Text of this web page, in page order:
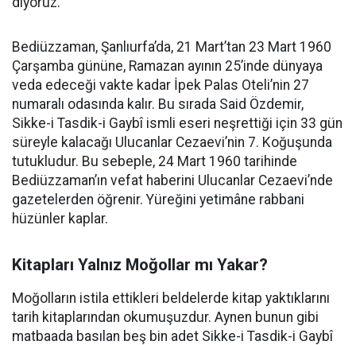
Bediüzzaman, Şanlıurfa’da, 21 Mart’tan 23 Mart 1960
Çarşamba gününe, Ramazan ayının 25’inde dünyaya
veda edeceği vakte kadar İpek Palas Oteli’nin 27
numaralı odasında kalır. Bu sırada Said Özdemir,
Sikke-i Tasdik-i Gaybî ismli eseri neşrettiği için 33 gün
süreyle kalacağı Ulucanlar Cezaevi’nin 7. Koğuşunda
tutukludur. Bu sebeple, 24 Mart 1960 tarihinde
Bediüzzaman’ın vefat haberini Ulucanlar Cezaevi’nde
gazetelerden öğrenir. Yüreğini yetimâne rabbani
hüzünler kaplar.
Kitapları Yalnız Moğollar mı Yakar?
Moğolların istila ettikleri beldelerde kitap yaktıklarını
tarih kitaplarından okumuşuzdur. Aynen bunun gibi
matbaada basılan beş bin adet Sikke-i Tasdik-i Gaybî